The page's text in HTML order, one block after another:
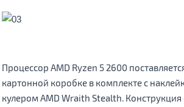
Процессор AMD Ryzen 5 2600
картонной коробке в комплекте с
кулером AMD Wraith Stealth. Конструкция